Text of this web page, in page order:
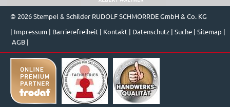
© 2026 Stempel & Schilder RUDOLF SCHMORRDE GmbH & Co. KG
| Impressum | Barrierefreiheit | Kontakt | Datenschutz | Suche | Sitemap |
AGB |